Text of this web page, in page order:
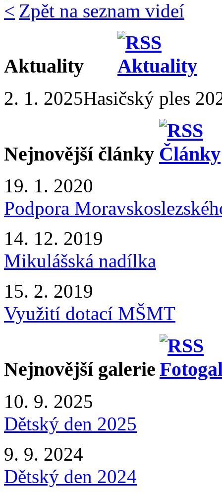
Zpět na seznam videí
Aktuality
2. 1. 2025Hasičský ples
Nejnovější články
19. 1. 2020
Podpora
14. 12. 2019
Mikulášská nadílka
15. 2. 2019
Využití dotací MŠMT
Nejnovější galerie
10. 9. 2025
Dětský den 2025
9. 9. 2024
Dětský den 2024